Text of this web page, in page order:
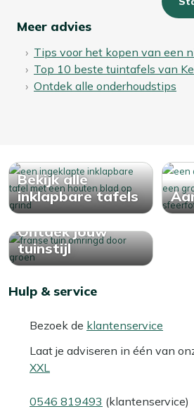
Meer advies
Tips voor het kopen van een
Top 10 beste tuintafels van
Ontdek alle onderhoudstips
Bekijk alle
inklapbare tafels
Ontdek jouw
tuinstijl
Hulp & service
Bezoek de klantenservice
Laat je adviseren in één van
XXL
0546 819493 (klantenservice)